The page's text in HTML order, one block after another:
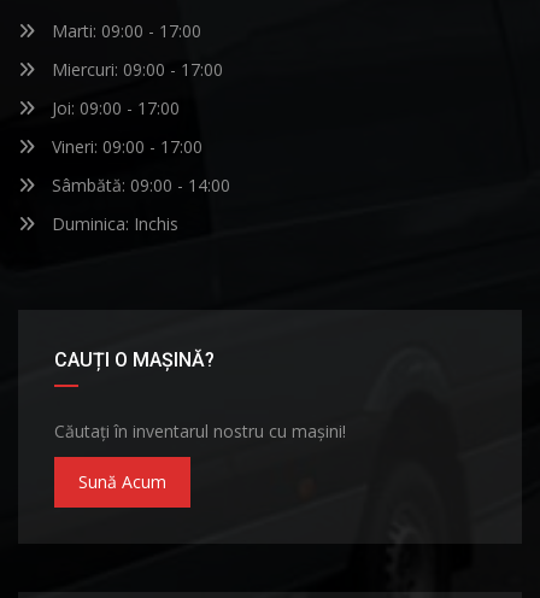
Marti: 09:00 - 17:00
Miercuri: 09:00 - 17:00
Joi: 09:00 - 17:00
Vineri: 09:00 - 17:00
Sâmbătă: 09:00 - 14:00
Duminica: Inchis
CAUȚI O MAȘINĂ?
Căutați în inventarul nostru cu mașini!
Sună Acum